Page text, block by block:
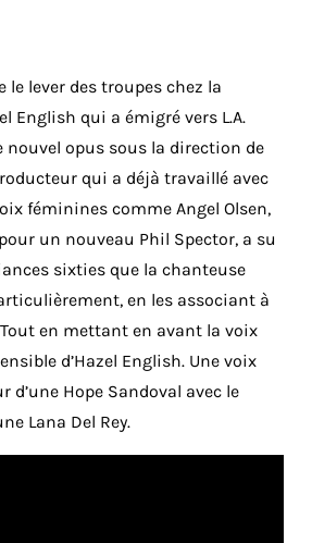
le lever des troupes chez la
English qui a émigré vers L.A.
nouvel opus sous la direction de
qui a déjà travaillé avec
féminines comme Angel Olsen,
un nouveau Phil Spector, a su
sixties que la chanteuse
en les associant à
en mettant en avant la voix
d’Hazel English. Une voix
d’une Hope Sandoval avec le
Lana Del Rey.